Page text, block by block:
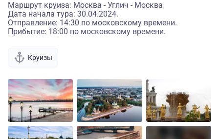
Маршрут круиза: Москва - Углич - Москва
Дата начала тура: 30.04.2024.
Отправление: 14:30 по московскому времени.
Прибытие: 18:00 по московскому времени.
Круизы